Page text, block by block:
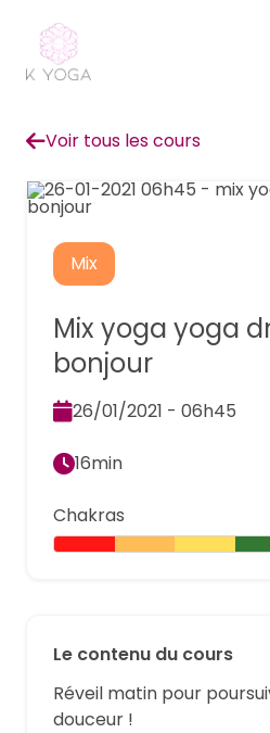
Voir tous les cours
Mix
Chakras
Mix yoga yoga
bonjour
26/01/2021 - 06h45
16min
Le contenu du cours
Réveil matin pour
douceur !